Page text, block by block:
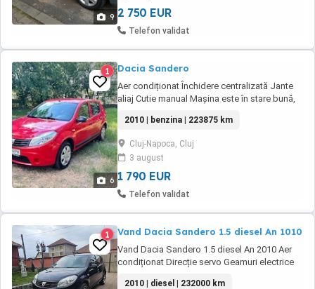
9 2 750 EUR
Telefon validat
6
1 Dacia Sandero
Aer condiționat Închidere centralizată Jante
aliaj Cutie manual Mașina este în stare bună,
dimensiuni compacte. Se poate vedea în Cluj-
Napoca. Preț negociabil la fața locului. Are 4
cauciuc rezerva Înmatriculată recent Pentru
mai multe detalii, sunați sau scrieți ...
2010 | benzina | 223875 km
Cluj-Napoca, Cluj
3 august
1 790 EUR
Telefon validat
1 Vand Dacia Sandero 1.5 diesel An 1010
Vand Dacia Sandero 1.5 diesel An 2010 Aer
condiționat Direcție servo Geamuri electrice
2010 | diesel | 232000 km